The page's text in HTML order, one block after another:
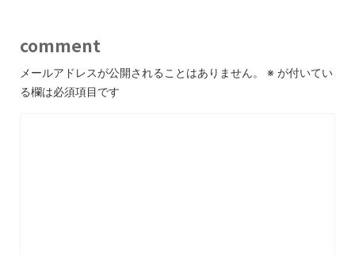
comment
メールアドレスが公開されることはありません。 ※ が付いてい
る欄は必須項目です